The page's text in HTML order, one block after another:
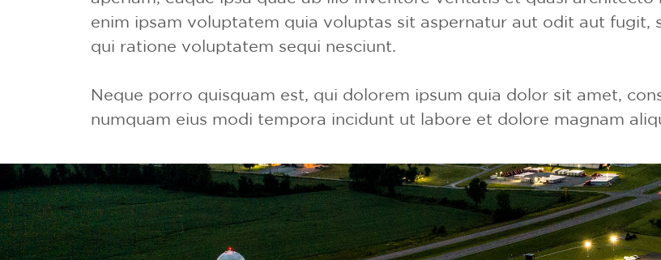
enim ipsam voluptatem quia voluptas sit aspernatur aut odit aut fugit,
qui ratione voluptatem sequi nesciunt.
Neque porro quisquam est, qui dolorem ipsum quia dolor sit amet,
numquam eius modi tempora incidunt ut labore et dolore magnam